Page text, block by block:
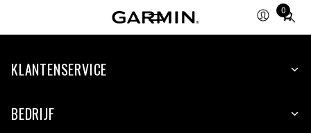
0
Total
items
cart:
KLANTENSERVICE
BEDRIJF